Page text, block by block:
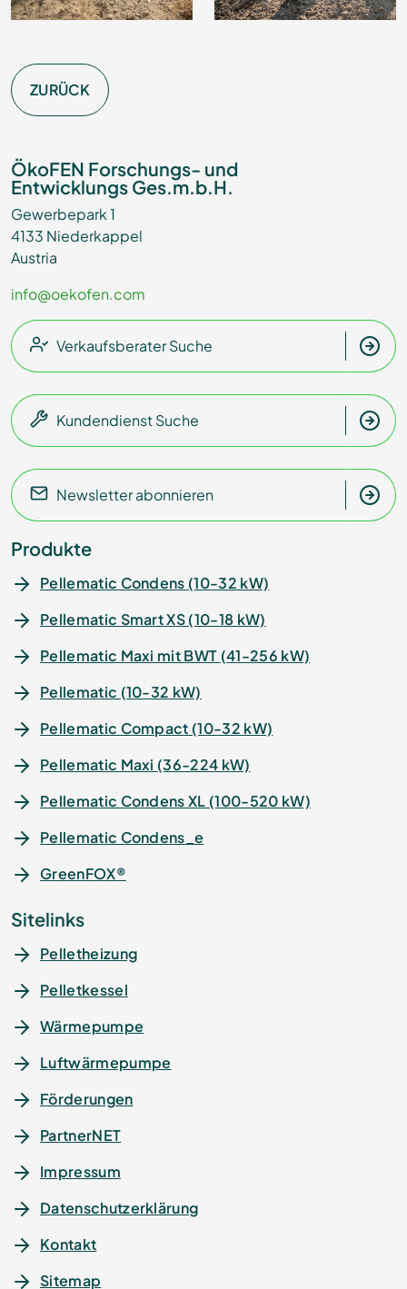
ZURÜCK
ÖkoFEN Forschungs- und
Entwicklungs Ges.m.b.H.
Gewerbepark 1
4133 Niederkappel
Austria
info@oekofen.com
Verkaufsberater Suche
Kundendienst Suche
Newsletter abonnieren
Produkte
Pellematic Condens (10-32 kW)
Pellematic Smart XS (10-18 kW)
Pellematic Maxi mit BWT (41-256 kW)
Pellematic (10-32 kW)
Pellematic Compact (10-32 kW)
Pellematic Maxi (36-224 kW)
Pellematic Condens XL (100-520 kW)
Pellematic Condens_e
GreenFOX®
Sitelinks
Pelletheizung
Pelletkessel
Wärmepumpe
Luftwärmepumpe
Förderungen
PartnerNET
Impressum
Datenschutz­erklärung
Kontakt
Sitemap